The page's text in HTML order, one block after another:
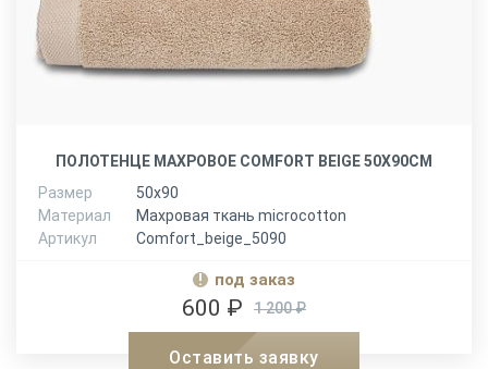
ПОЛОТЕНЦЕ МАХРОВОЕ COMFORT BEIGE 50Х90СМ
Размер
50х90
Материал
Махровая ткань microcotton
Артикул
Comfort_beige_5090
под заказ
1 200 ₽
600 ₽
Оставить заявку